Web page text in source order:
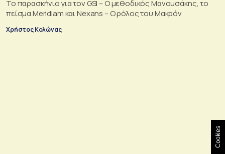
Το παρασκήνιο για τον GSI – Ο μεθοδικός Μανουσάκης, το
πείσμα Meridiam και Nexans – Ο ρόλος του Μακρόν
Χρήστος Κολώνας
Cookies